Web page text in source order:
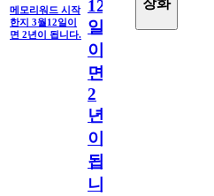
메모리워드 시작
한지 3월12일이
면 2년이 됩니다.
12
일
이
면
2
년
이
됩
니
장화